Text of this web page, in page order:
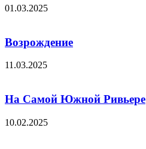
01.03.2025
Возрождение
11.03.2025
На Самой Южной Ривьере
10.02.2025